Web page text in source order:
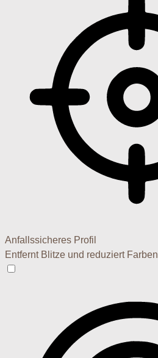
Anfallssicheres Profil
Entfernt Blitze und reduziert Farben